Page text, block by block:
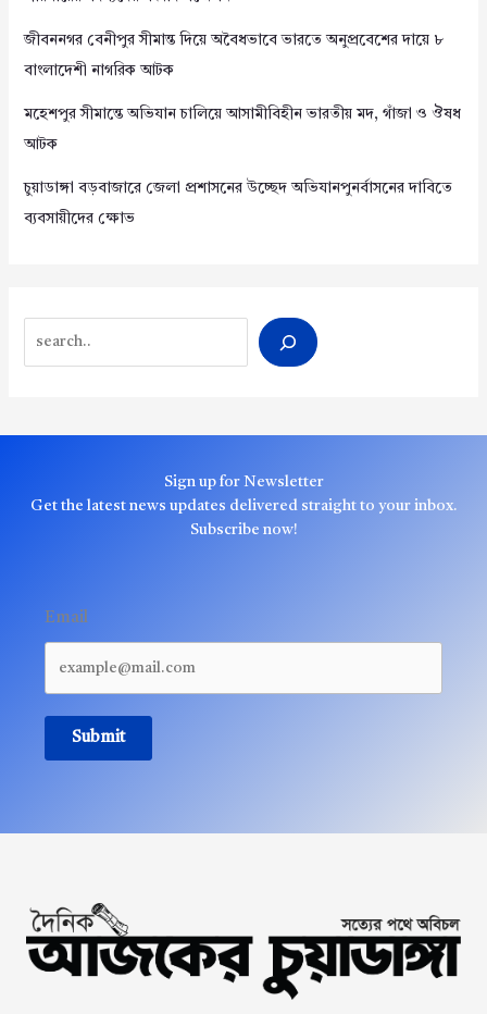
জীবননগর বেনীপুর সীমান্ত দিয়ে অবৈধভাবে ভারতে অনুপ্রবেশের দায়ে ৮
বাংলাদেশী নাগরিক আটক
মহেশপুর সীমান্তে অভিযান চালিয়ে আসামীবিহীন ভারতীয় মদ, গাঁজা ও ঔষধ
আটক
চুয়াডাঙ্গা বড়বাজারে জেলা প্রশাসনের উচ্ছেদ অভিযানপুনর্বাসনের দাবিতে
ব্যবসায়ীদের ক্ষোভ
Sign up for Newsletter
Get the latest news updates delivered straight to your inbox.
Subscribe now!
Email
Submit